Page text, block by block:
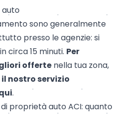
auto
sono generalmente
presso le agenzie: si
circa 15 minuti. Per
offerte nella tua zona,
il nostro servizio
.
proprietà auto ACI: quanto